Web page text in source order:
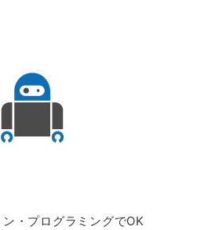
・プログラミングでOK